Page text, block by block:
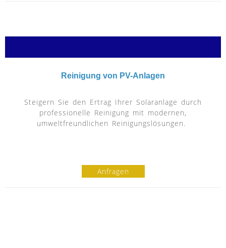
Reinigung von PV-Anlagen
Steigern Sie den Ertrag Ihrer Solaranlage durch
professionelle Reinigung mit modernen,
umweltfreundlichen Reinigungslösungen.
Anfragen